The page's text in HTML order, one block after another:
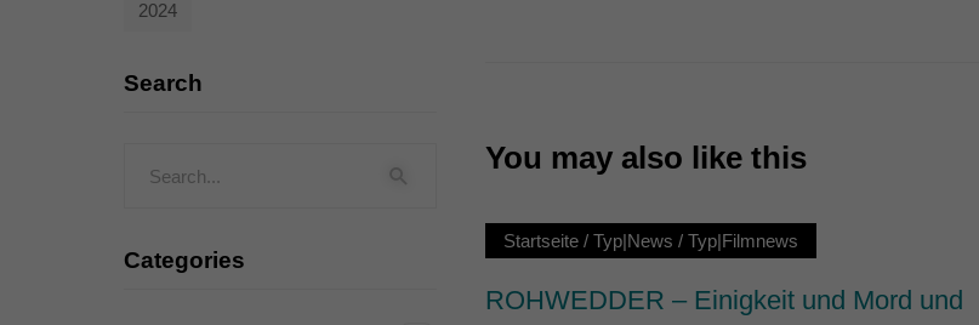
You may also like this
Startseite/ Typ|News / Typ|Filmnews
ROHWEDDER – Einigkeit und Mord und
2024
Search
Categories
powered by Borlabs Cookie